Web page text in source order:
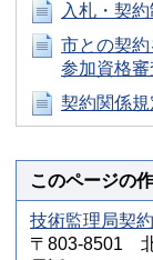
入札・契
市との契
参加資格審
契約関係規
このページの
技術監理局契
〒803-8501